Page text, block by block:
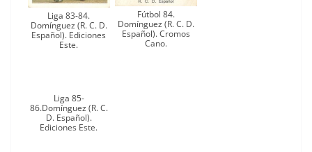
Liga 83-84.
Domínguez (R. C. D.
Español). Ediciones
Este.
Fútbol 84.
Domínguez (R. C. D.
Español). Cromos
Cano.
Liga 85-
86.Domínguez (R. C.
D. Español).
Ediciones Este.